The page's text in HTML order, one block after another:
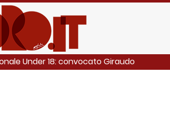
Under 18: convocato Giraudo